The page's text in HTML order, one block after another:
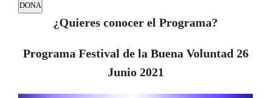
DONA
¿Quieres conocer el Programa?
Programa Festival de la Buena Voluntad 26
Junio 2021